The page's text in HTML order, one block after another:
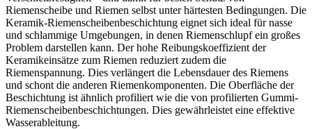
Riemenscheibe und Riemen selbst unter härtesten Bedingungen. Die
Keramik-Riemenscheibenbeschichtung eignet sich ideal für nasse
und schlammige Umgebungen, in denen Riemenschlupf ein großes
Problem darstellen kann. Der hohe Reibungskoeffizient der
Keramikeinsätze zum Riemen reduziert zudem die
Riemenspannung. Dies verlängert die Lebensdauer des Riemens
und schont die anderen Riemenkomponenten. Die Oberfläche der
Beschichtung ist ähnlich profiliert wie die von profilierten Gummi-
Riemenscheibenbeschichtungen. Dies gewährleistet eine effektive
Wasserableitung.